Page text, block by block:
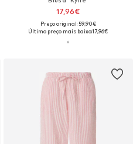
17,96€
Preço original: 59,90€
Último preço mais baixo:17,96€